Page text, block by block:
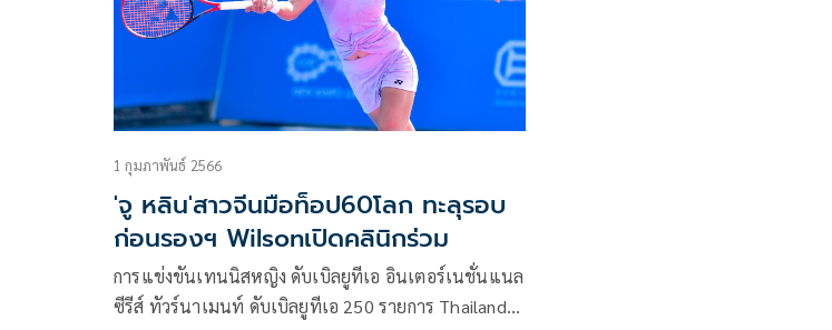
1 กุมภาพันธ์ 2566
'จู หลิน'สาวจีนมือท็อป60โลก ทะลุรอบ
ก่อนรองฯ Wilsonเปิดคลินิกร่วม
การแข่งขันเทนนิสหญิง ดับเบิลยูทีเอ อินเตอร์เนชั่นแนล
ซีรีส์ ทัวร์นาเมนท์ ดับเบิลยูทีเอ 250 รายการ Thailand